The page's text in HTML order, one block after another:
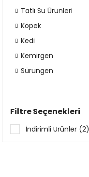
Tatlı Su Ürünleri
Köpek
Kedi
Kemirgen
Sürüngen
Filtre Seçenekleri
İndirimli Ürünler (2)